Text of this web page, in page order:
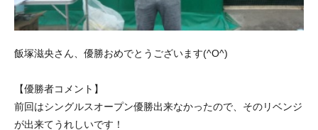
飯塚滋央さん、優勝おめでとうございます(^O^)
【優勝者コメント】
前回はシングルスオープン優勝出来なかったので、そのリベンジ
が出来てうれしいです！